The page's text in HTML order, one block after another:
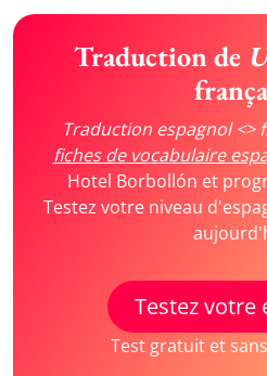
Traduction de
Traduction espagnol <>
fiches de vocabulaire
Hotel Borbollón et
Testez votre niveau
Testez votre
Test gratuit et